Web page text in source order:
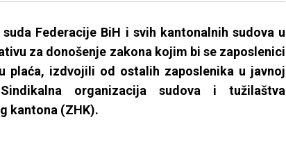
Federacije BiH i svih kantonalnih sudova u
za donošenje zakona kojim bi se zaposlenici
plaća, izdvojili od ostalih zaposlenika u javnoj
organizacija sudova i tužilaštva
kantona (ZHK).